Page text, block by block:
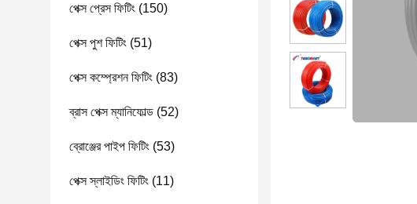
পেক্স প্রেস ফিটিং (150)
পেক্স পুশ ফিটিং (51)
পেক্স কম্প্রেশন ফিটিং (83)
ব্রাস পেক্স ম্যানিফোল্ড (52)
ব্রোঞ্জের পাইপ ফিটিং (53)
পেক্স স্লাইডিং ফিটিং (11)